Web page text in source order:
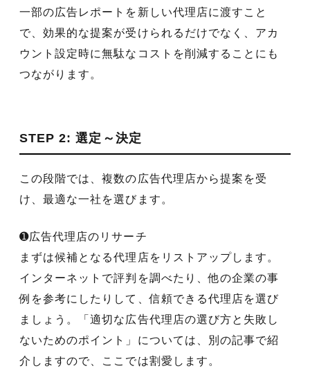
一部の広告レポートを新しい代理店に渡すこと
で、効果的な提案が受けられるだけでなく、アカ
ウント設定時に無駄なコストを削減することにも
つながります。
STEP 2: 選定～決定
この段階では、複数の広告代理店から提案を受
け、最適な一社を選びます。
➊広告代理店のリサーチ
まずは候補となる代理店をリストアップします。
インターネットで評判を調べたり、他の企業の事
例を参考にしたりして、信頼できる代理店を選び
ましょう。「適切な広告代理店の選び方と失敗し
ないためのポイント」については、別の記事で紹
介しますので、ここでは割愛します。